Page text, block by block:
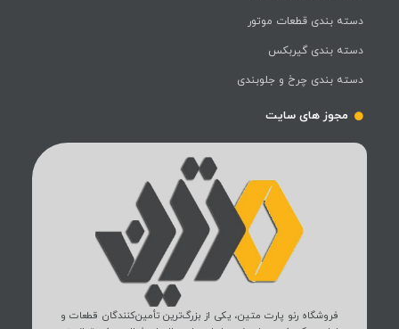
دسته بندی قطعات موتور
دسته بندی گیربکس
دسته بندی چرخ و جلوبندی
مجوز های سایت
فروشگاه رنو پارت متین، یکی از بزرگ‌ترین تأمین‌کنندگان قطعات و